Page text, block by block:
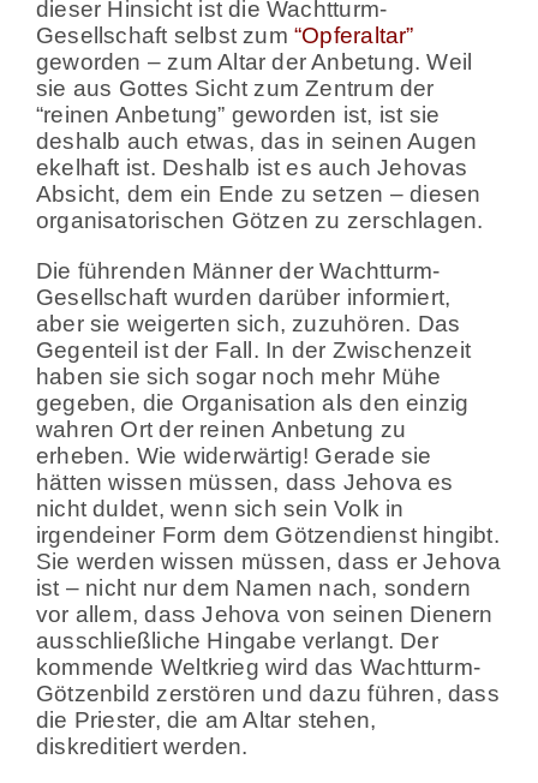
dieser Hinsicht ist die Wachtturm-
Gesellschaft selbst zum“Opferaltar”
geworden – zum Altar der Anbetung. Weil
sie aus Gottes Sicht zum Zentrum der
“reinen Anbetung” geworden ist, ist sie
deshalb auch etwas, das in seinen Augen
ekelhaft ist. Deshalb ist es auch Jehovas
Absicht, dem ein Ende zu setzen – diesen
organisatorischen Götzen zu zerschlagen.
Die führenden Männer der Wachtturm-
Gesellschaft wurden darüber informiert,
aber sie weigerten sich, zuzuhören. Das
Gegenteil ist der Fall. In der Zwischenzeit
haben sie sich sogar noch mehr Mühe
gegeben, die Organisation als den einzig
wahren Ort der reinen Anbetung zu
erheben. Wie widerwärtig! Gerade sie
hätten wissen müssen, dass Jehova es
nicht duldet, wenn sich sein Volk in
irgendeiner Form dem Götzendienst hingibt.
Sie werden wissen müssen, dass er Jehova
ist – nicht nur dem Namen nach, sondern
vor allem, dass Jehova von seinen Dienern
ausschließliche Hingabe verlangt. Der
kommende Weltkrieg wird das Wachtturm-
Götzenbild zerstören und dazu führen, dass
die Priester, die am Altar stehen,
diskreditiert werden.